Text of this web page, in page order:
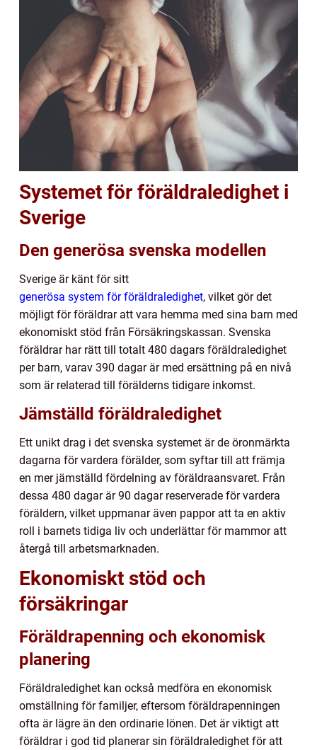
Systemet för föräldraledighet i
Sverige
Den generösa svenska modellen
Sverige är känt för sitt
generösa system för föräldraledighet, vilket gör det
möjligt för föräldrar att vara hemma med sina barn med
ekonomiskt stöd från Försäkringskassan. Svenska
föräldrar har rätt till totalt 480 dagars föräldraledighet
per barn, varav 390 dagar är med ersättning på en nivå
som är relaterad till förälderns tidigare inkomst.
Jämställd föräldraledighet
Ett unikt drag i det svenska systemet är de öronmärkta
dagarna för vardera förälder, som syftar till att främja
en mer jämställd fördelning av föräldraansvaret. Från
dessa 480 dagar är 90 dagar reserverade för vardera
föräldern, vilket uppmanar även pappor att ta en aktiv
roll i barnets tidiga liv och underlättar för mammor att
återgå till arbetsmarknaden.
Ekonomiskt stöd och
försäkringar
Föräldrapenning och ekonomisk
planering
Föräldraledighet kan också medföra en ekonomisk
omställning för familjer, eftersom föräldrapenningen
ofta är lägre än den ordinarie lönen. Det är viktigt att
föräldrar i god tid planerar sin föräldraledighet för att